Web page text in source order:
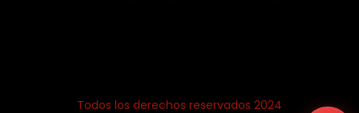
Todos los derechos reservados 2024